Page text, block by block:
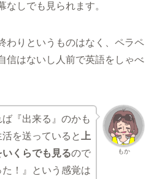
なしでも見られます。
わりというものはなく、ペラペ
信はないし人前で英語をしゃべ
もか
『出来る』のかも
を送っていると上
くらでも見るので
た！』という感覚は